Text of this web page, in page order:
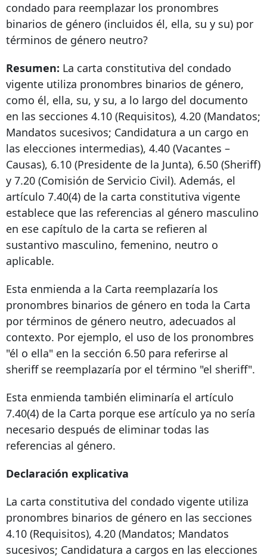
condado para reemplazar los pronombres
binarios de género (incluidos él, ella, su y su) por
términos de género neutro?
Resumen: La carta constitutiva del condado
vigente utiliza pronombres binarios de género,
como él, ella, su, y su, a lo largo del documento
en las secciones 4.10 (Requisitos), 4.20 (Mandatos;
Mandatos sucesivos; Candidatura a un cargo en
las elecciones intermedias), 4.40 (Vacantes –
Causas), 6.10 (Presidente de la Junta), 6.50 (Sheriff)
y 7.20 (Comisión de Servicio Civil). Además, el
artículo 7.40(4) de la carta constitutiva vigente
establece que las referencias al género masculino
en ese capítulo de la carta se refieren al
sustantivo masculino, femenino, neutro o
aplicable.
Esta enmienda a la Carta reemplazaría los
pronombres binarios de género en toda la Carta
por términos de género neutro, adecuados al
contexto. Por ejemplo, el uso de los pronombres
"él o ella" en la sección 6.50 para referirse al
sheriff se reemplazaría por el término "el sheriff".
Esta enmienda también eliminaría el artículo
7.40(4) de la Carta porque ese artículo ya no sería
necesario después de eliminar todas las
referencias al género.
Declaración explicativa
La carta constitutiva del condado vigente utiliza
pronombres binarios de género en las secciones
4.10 (Requisitos), 4.20 (Mandatos; Mandatos
sucesivos; Candidatura a cargos en las elecciones